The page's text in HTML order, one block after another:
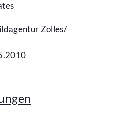
Zolles/​